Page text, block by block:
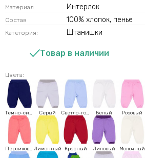
Материал Интерлок
Состав 100% хлопок, пенье
Категория: Штанишки
Товар в наличии
Цвета:
Темно-синий Серый Светло-голубой Белый Розовый
Персиковый Лимонный Красный Лиловый Молочный